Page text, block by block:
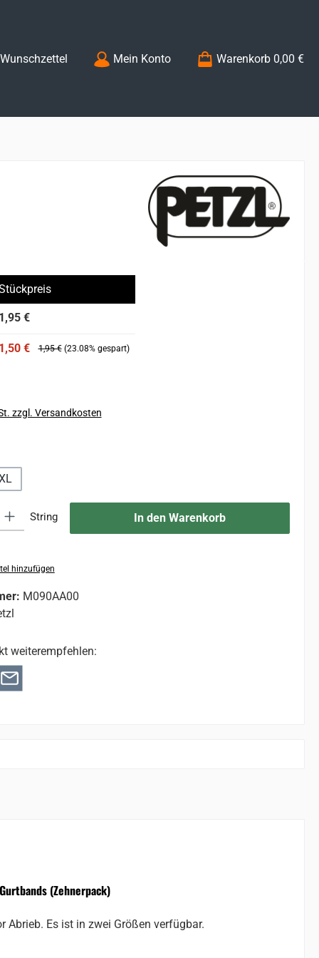
Wunschzettel Du hast 0 Produkte auf dem Merkzettel
Mein Konto Warenkorb 0,00 €
1,95 €
1,50 € 1,95 € (23.08% gespart)
zzgl. Versandkosten
Gib den gewünschten Wert ein oder benutze die Schaltflächen um die
String In den Warenkorb
hinzufügen
M090AA00
weiterempfehlen:
(Zehnerpack)
Abrieb. Es ist in zwei Größen verfügbar.